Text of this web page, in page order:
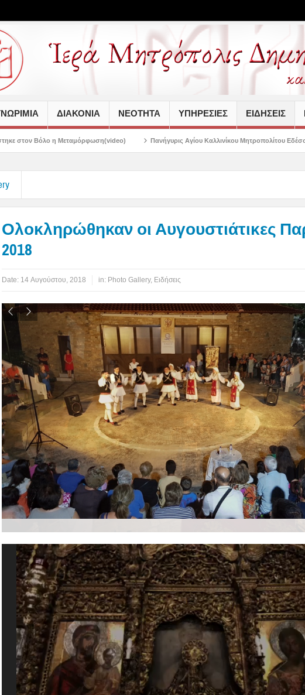
ΔΙΑΚΟΝΙΑ ΝΕΟΤΗΤΑ ΥΠΗΡΕΣΙΕΣ ΕΙΔΗΣΕΙΣ
Πανήγυρις Αγίου Καλλινίκου Μητροπολίτου Εδέσσης στην Νέα Ιωνία
Ολοκληρώθηκαν οι Αυγουστιάτικες
2018
Date: 14 Αυγούστου, 2018 in: Photo Gallery, Ειδήσεις
Αναπαραγωγής
Βίντεο